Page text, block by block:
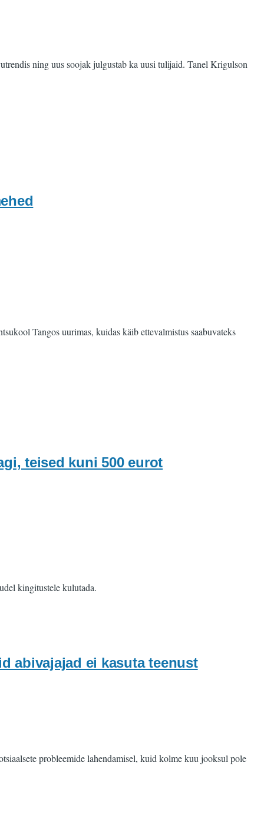
ning uus soojak julgustab ka uusi tulijaid. Tanel Krigulson
Tangos uurimas, kuidas käib ettevalmistus saabuvateks
teised kuni 500 eurot
kingitustele kulutada.
abivajajad ei kasuta teenust
probleemide lahendamisel, kuid kolme kuu jooksul pole